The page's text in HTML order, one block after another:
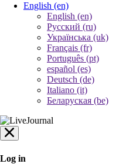
English (en)
English (en)
Русский (ru)
Українська (uk)
Français (fr)
Português (pt)
español (es)
Deutsch (de)
Italiano (it)
Беларуская (be)
Log in